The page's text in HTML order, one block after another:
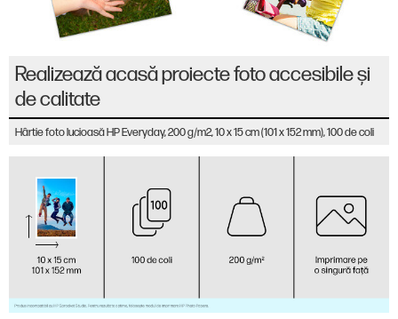
Realizează acasă proiecte foto accesibile și
de calitate
Hârtie foto lucioasă HP Everyday, 200 g/m2, 10 x 15 cm (101 x 152 mm), 100 de coli